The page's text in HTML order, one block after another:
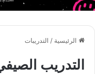
الرئيسية / التدريبات
التدريب